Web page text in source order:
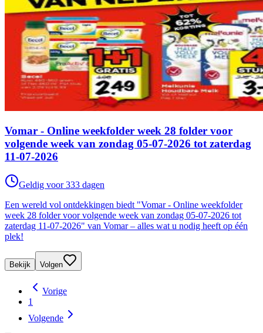
Vomar - Online weekfolder week 28 folder voor
volgende week van zondag 05-07-2026 tot zaterdag
11-07-2026
Geldig voor 333 dagen
Een wereld vol ontdekkingen biedt "Vomar - Online weekfolder
week 28 folder voor volgende week van zondag 05-07-2026 tot
zaterdag 11-07-2026" van Vomar – alles wat u nodig heeft op één
plek!
Bekijk Volgen
Vorige
1
Volgende